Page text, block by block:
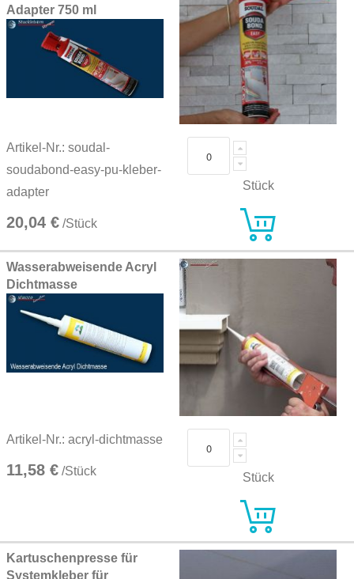
Adapter 750 ml
Artikel-Nr.: soudal-
soudabond-easy-pu-kleber-
adapter
20,04 € /Stück
Stück
Wasserabweisende Acryl
Dichtmasse
Artikel-Nr.: acryl-dichtmasse
11,58 € /Stück Stück
Kartuschenpresse für
Systemkleber für